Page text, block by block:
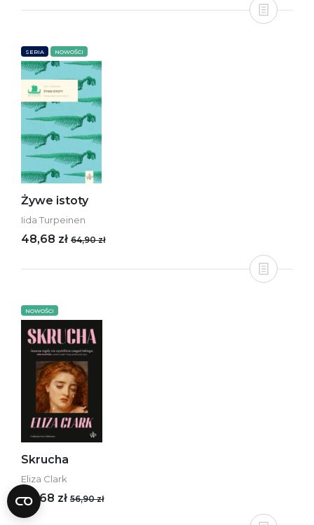
SERIA NOWOŚCI
Żywe istoty
Iida Turpeinen
48,68 zł 64,90 zł
NOWOŚCI
Skrucha
Eliza Clark
42,68 zł 56,90 zł